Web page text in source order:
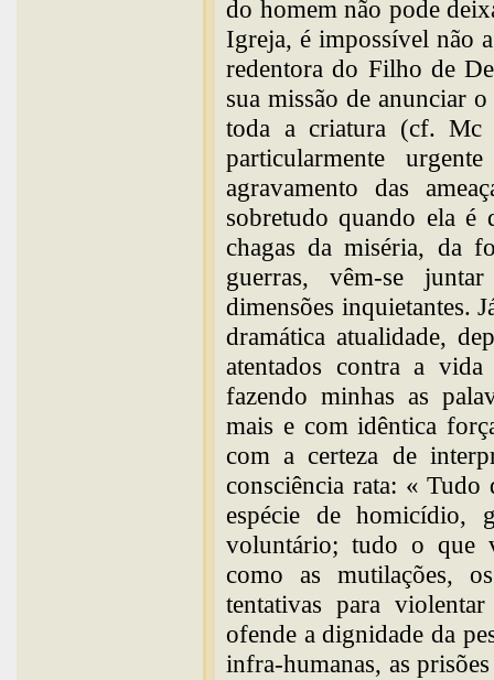
do homem não pode
Igreja, é impossível não
redentora do Filho de
sua missão de anunciar
toda a criatura (cf. Mc
particularmente
agravamento das
sobretudo quando ela é
chagas da miséria, da
guerras, vêm-se
dimensões inquietantes.
dramática atualidade,
atentados contra a
fazendo minhas as
mais e com idêntica
com a certeza de
consciência rata: « Tudo
espécie de homicídio,
voluntário; tudo o que
como as mutilações,
tentativas para
ofende a dignidade da
infra-humanas, as